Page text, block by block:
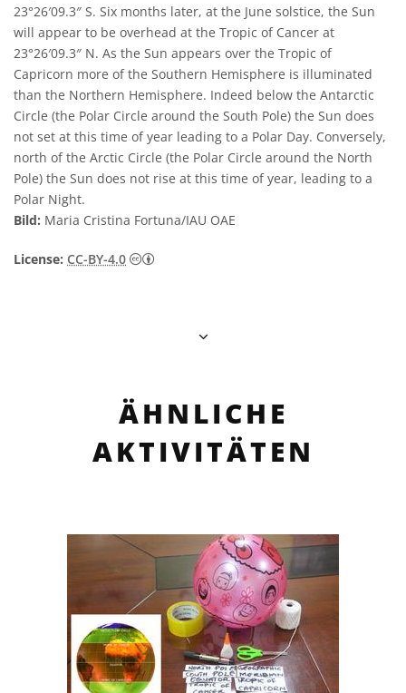
23°26′09.3″ S. Six months later, at the June solstice, the Sun
will appear to be overhead at the Tropic of Cancer at
23°26′09.3″ N. As the Sun appears over the Tropic of
Capricorn more of the Southern Hemisphere is illuminated
than the Northern Hemisphere. Indeed below the Antarctic
Circle (the Polar Circle around the South Pole) the Sun does
not set at this time of year leading to a Polar Day. Conversely,
north of the Arctic Circle (the Polar Circle around the North
Pole) the Sun does not rise at this time of year, leading to a
Polar Night.
Bild: Maria Cristina Fortuna/IAU OAE
License: CC-BY-4.0 Creative Commons Namensnennung 4.0
ÄHNLICHE
AKTIVITÄTEN